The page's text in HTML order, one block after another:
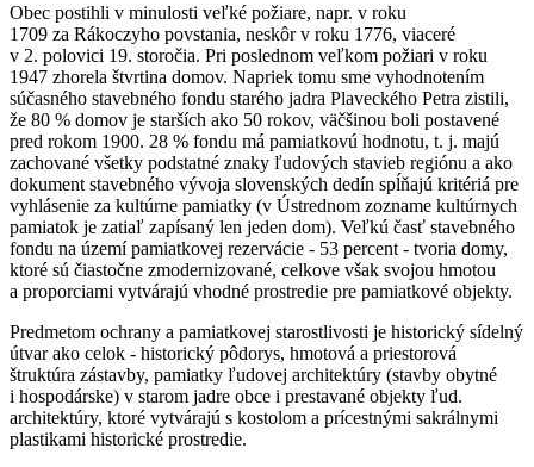
Obec postihli v minulosti veľké požiare, napr. v roku
1709 za Rákoczyho povstania, neskôr v roku 1776, viaceré
v 2. polovici 19. storočia. Pri poslednom veľkom požiari v roku
1947 zhorela štvrtina domov. Napriek tomu sme vyhodnotením
súčasného stavebného fondu starého jadra Plaveckého Petra zistili,
že 80 % domov je starších ako 50 rokov, väčšinou boli postavené
pred rokom 1900. 28 % fondu má pamiatkovú hodnotu, t. j. majú
zachované všetky podstatné znaky ľudových stavieb regiónu a ako
dokument stavebného vývoja slovenských dedín spĺňajú kritériá pre
vyhlásenie za kultúrne pamiatky (v Ústrednom zozname kultúrnych
pamiatok je zatiaľ zapísaný len jeden dom). Veľkú časť stavebného
fondu na území pamiatkovej rezervácie - 53 percent - tvoria domy,
ktoré sú čiastočne zmodernizované, celkove však svojou hmotou
a proporciami vytvárajú vhodné prostredie pre pamiatkové objekty.
Predmetom ochrany a pamiatkovej starostlivosti je historický sídelný
útvar ako celok - historický pôdorys, hmotová a priestorová
štruktúra zástavby, pamiatky ľudovej architektúry (stavby obytné
i hospodárske) v starom jadre obce i prestavané objekty ľud.
architektúry, ktoré vytvárajú s kostolom a prícestnými sakrálnymi
plastikami historické prostredie.